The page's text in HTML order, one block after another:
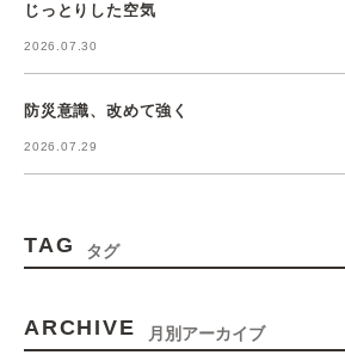
じっとりした空気
2026.07.30
防災意識、改めて強く
2026.07.29
TAG タグ
ARCHIVE 月別アーカイブ